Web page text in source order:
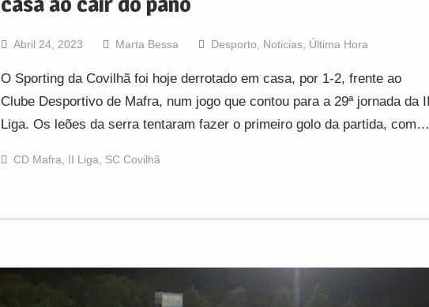
Abril 24, 2023 Marta Bessa Desporto, Noticias, Última Hora
O Sporting da Covilhã foi hoje derrotado em casa, por 1-2, frente ao
Clube Desportivo de Mafra, num jogo que contou para a 29ª jornada da II
Liga. Os leões da serra tentaram fazer o primeiro golo da partida, com…
CD Mafra, II Liga, SC Covilhã